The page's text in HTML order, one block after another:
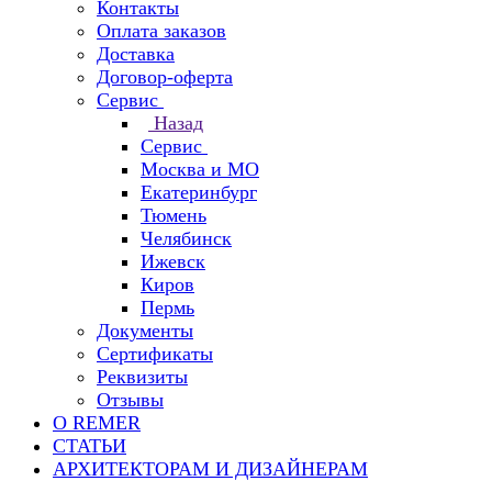
Контакты
Оплата заказов
Доставка
Договор-оферта
Сервис
Назад
Сервис
Москва и МО
Екатеринбург
Тюмень
Челябинск
Ижевск
Киров
Пермь
Документы
Сертификаты
Реквизиты
Отзывы
О REMER
СТАТЬИ
АРХИТЕКТОРАМ И ДИЗАЙНЕРАМ